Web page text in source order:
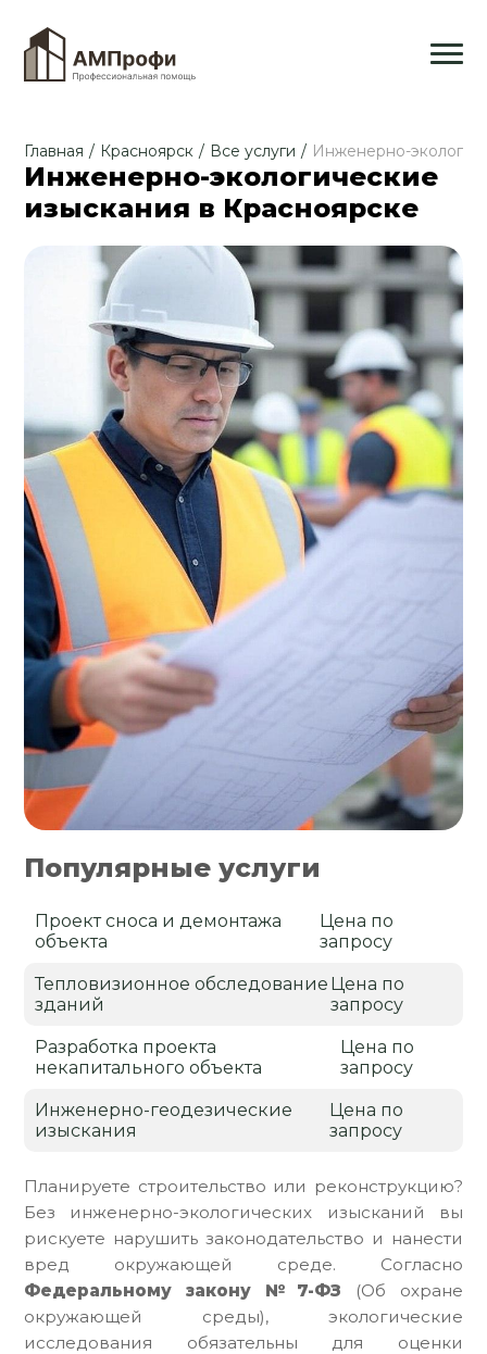
Главная / Красноярск / Все услуги / Инженерно-
Инженерно-экологические
изыскания в Красноярске
Планируете строительство или реконструкцию?
Без инженерно-экологических изысканий вы
рискуете нарушить законодательство и нанести
вред окружающей среде. Согласно
Федеральному закону №7-ФЗ (Об охране
окружающей среды), экологические
исследования обязательны для оценки
Популярные услуги
Проект сноса и демонтажа
объекта
Цена по
запросу
Тепловизионное обследование
зданий
Цена по
запросу
Разработка проекта
некапитального объекта
Цена по
запросу
Инженерно-геодезические
изыскания
Цена по
запросу